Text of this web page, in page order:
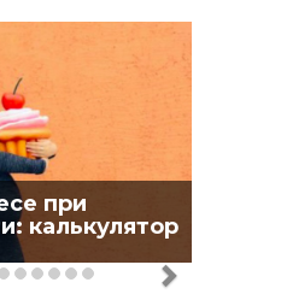
при
калькулятор